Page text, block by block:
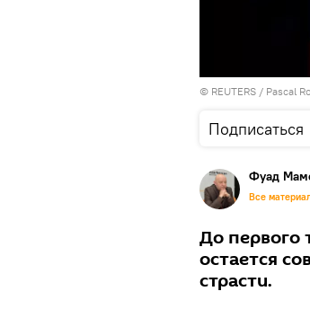
© REUTERS / Pascal
Подписаться
Фуад
Все
До первого
остается
страсти.